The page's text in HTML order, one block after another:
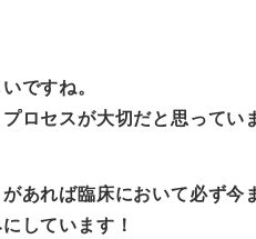
ですね。
ロセスが大切だと思ってい
あれば臨床において必ず今
しています！